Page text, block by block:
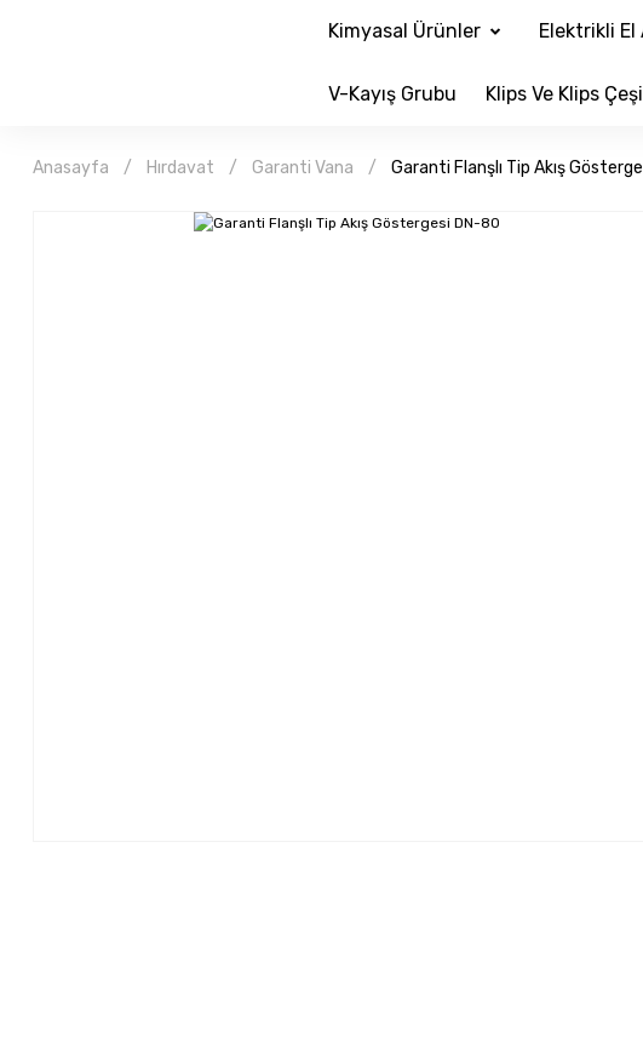
Kimyasal Ürünler Elektrikli
V-Kayış Grubu Klips Ve Klips
Anasayfa Hırdavat Garanti Vana Garanti Flanşlı Tip Akış